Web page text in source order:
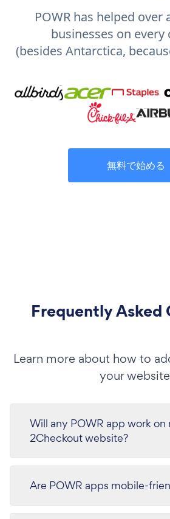
POWR has helped over
businesses on
(besides Antarctica,
無料で始める
Frequently Asked
Learn more about how to
your
Will any POWR app work on
2Checkout website?
Are POWR apps mobile-